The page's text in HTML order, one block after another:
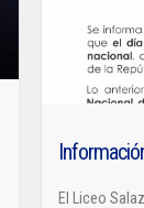
El Liceo